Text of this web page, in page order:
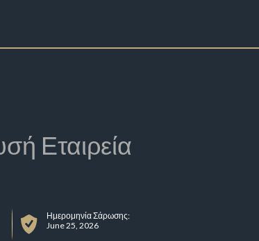
Εταιρεία
Ημερομηνία Σάρωσης:
June 25, 2026